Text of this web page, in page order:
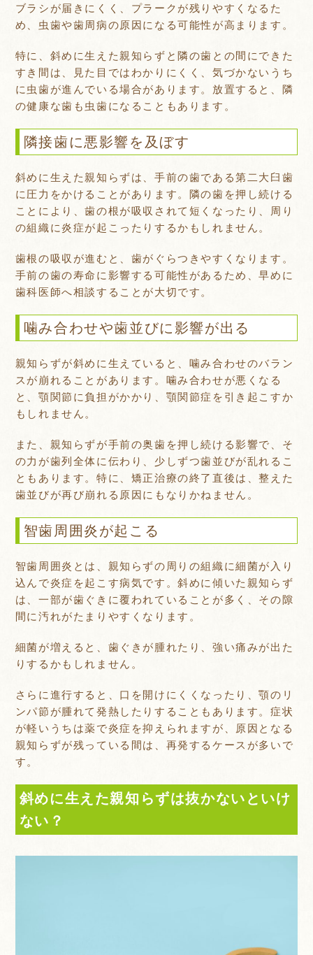
ブラシが届きにくく、プラークが残りやすくなるた
め、虫歯や歯周病の原因になる可能性が高まります。
特に、斜めに生えた親知らずと隣の歯との間にできた
すき間は、見た目ではわかりにくく、気づかないうち
に虫歯が進んでいる場合があります。放置すると、隣
の健康な歯も虫歯になることもあります。
隣接歯に悪影響を及ぼす
斜めに生えた親知らずは、手前の歯である第二大臼歯
に圧力をかけることがあります。隣の歯を押し続ける
ことにより、歯の根が吸収されて短くなったり、周り
の組織に炎症が起こったりするかもしれません。
歯根の吸収が進むと、歯がぐらつきやすくなります。
手前の歯の寿命に影響する可能性があるため、早めに
歯科医師へ相談することが大切です。
噛み合わせや歯並びに影響が出る
親知らずが斜めに生えていると、噛み合わせのバラン
スが崩れることがあります。噛み合わせが悪くなる
と、顎関節に負担がかかり、顎関節症を引き起こすか
もしれません。
また、親知らずが手前の奥歯を押し続ける影響で、そ
の力が歯列全体に伝わり、少しずつ歯並びが乱れるこ
ともあります。特に、矯正治療の終了直後は、整えた
歯並びが再び崩れる原因にもなりかねません。
智歯周囲炎が起こる
智歯周囲炎とは、親知らずの周りの組織に細菌が入り
込んで炎症を起こす病気です。斜めに傾いた親知らず
は、一部が歯ぐきに覆われていることが多く、その隙
間に汚れがたまりやすくなります。
細菌が増えると、歯ぐきが腫れたり、強い痛みが出た
りするかもしれません。
さらに進行すると、口を開けにくくなったり、顎のリ
ンパ節が腫れて発熱したりすることもあります。症状
が軽いうちは薬で炎症を抑えられますが、原因となる
親知らずが残っている間は、再発するケースが多いで
す。
斜めに生えた親知らずは抜かないといけ
ない？